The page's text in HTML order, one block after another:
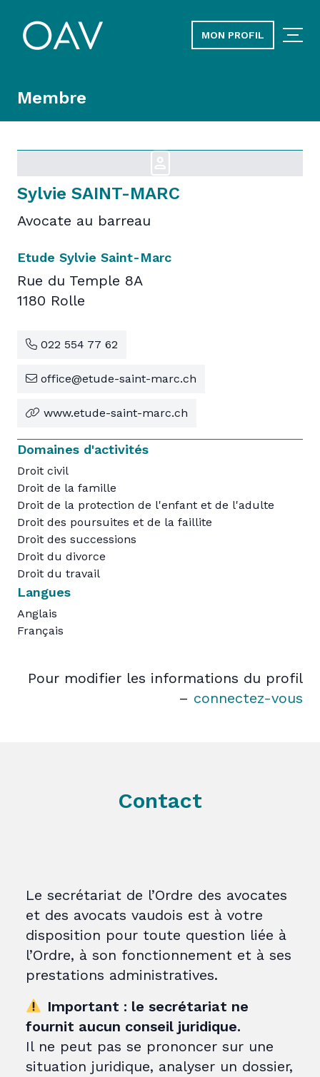
MON PROFIL
Membre
Sylvie SAINT-MARC
Avocate au barreau
Etude Sylvie Saint-Marc
Rue du Temple 8A
1180 Rolle
022 554 77 62
office@etude-saint-marc.ch
www.etude-saint-marc.ch
Domaines d'activités
Droit civil
Droit de la famille
Droit de la protection de l'enfant et de l'adulte
Droit des poursuites et de la faillite
Droit des successions
Droit du divorce
Droit du travail
Langues
Anglais
Français
Pour modifier les informations du profil
– connectez-vous
Contact
Le secrétariat de l’Ordre des avocates
et des avocats vaudois est à votre
disposition pour toute question liée à
l’Ordre, à son fonctionnement et à ses
prestations administratives.
Important : le secrétariat ne
fournit aucun conseil juridique.
Il ne peut pas se prononcer sur une
situation juridique, analyser un dossier,